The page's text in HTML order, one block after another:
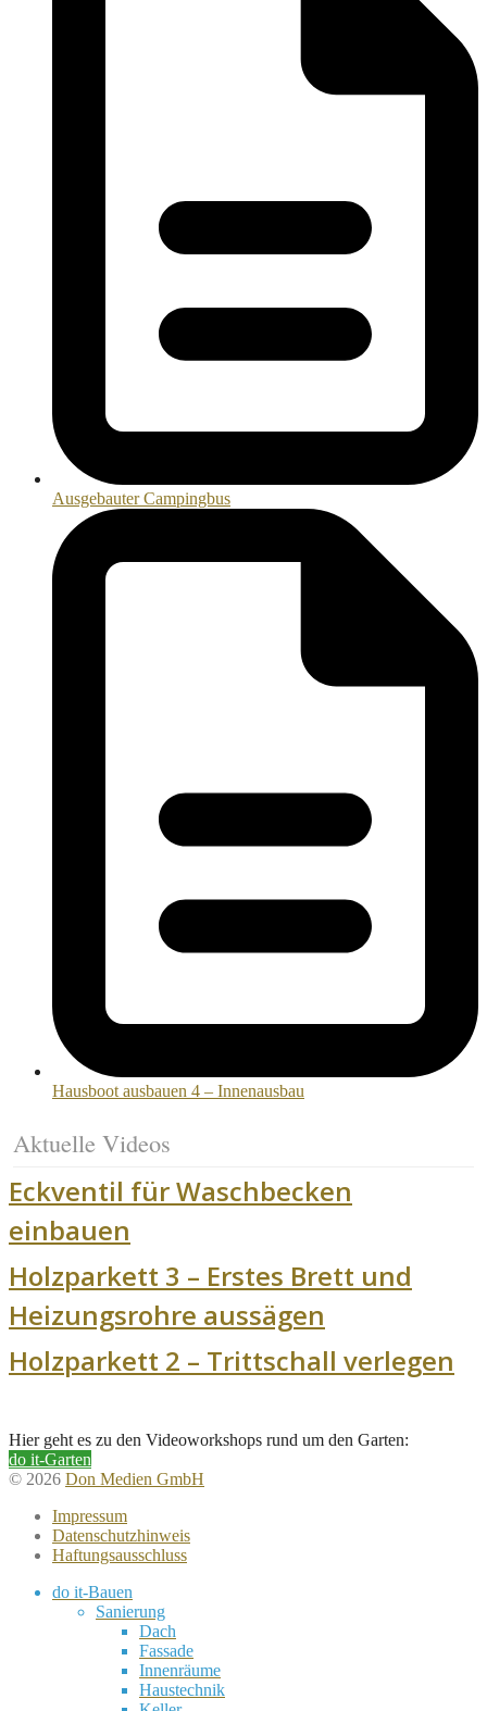
Ausgebauter Campingbus
Hausboot ausbauen 4 – Innenausbau
Aktuelle Videos
Eckventil für Waschbecken
einbauen
Holzparkett 3 – Erstes Brett und
Heizungsrohre aussägen
Holzparkett 2 – Trittschall verlegen
Hier geht es zu den Videoworkshops rund um den Garten:
do it-Garten
© 2026 Don Medien GmbH
Impressum
Datenschutzhinweis
Haftungsausschluss
do it-Bauen
Sanierung
Dach
Fassade
Innenräume
Haustechnik